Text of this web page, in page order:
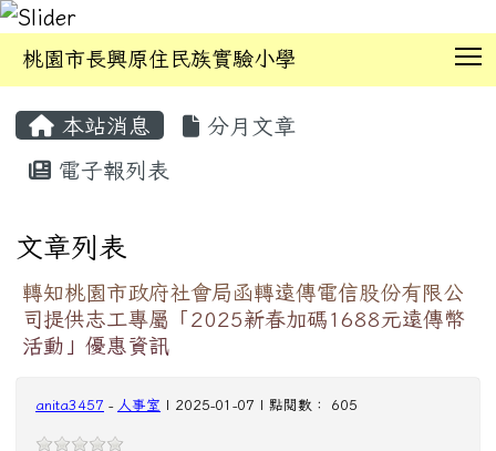
桃園市長興原住民族實驗小學
本站消息
分月文章
電子報列表
文章列表
轉知桃園市政府社會局函轉遠傳電信股份有限公
司提供志工專屬「2025新春加碼1688元遠傳幣
活動」優惠資訊
anita3457 - 人事室 | 2025-01-07 | 點閱數： 605